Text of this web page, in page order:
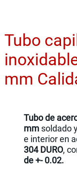
Tubo
mm
Tubo de
mm soldado
e interior en
304 DURO,
de +- 0.02.